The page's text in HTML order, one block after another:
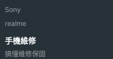
Sony
realme
手機維修
搞懂維修保固